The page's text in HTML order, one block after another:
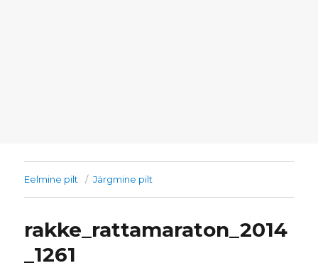
Eelmine pilt Järgmine pilt
rakke_rattamaraton_2014
_1261